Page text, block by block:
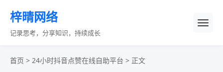
梓晴网络
记录思考，分享知识，持续成长
首页 > 24小时抖音点赞在线自助平台 > 正文